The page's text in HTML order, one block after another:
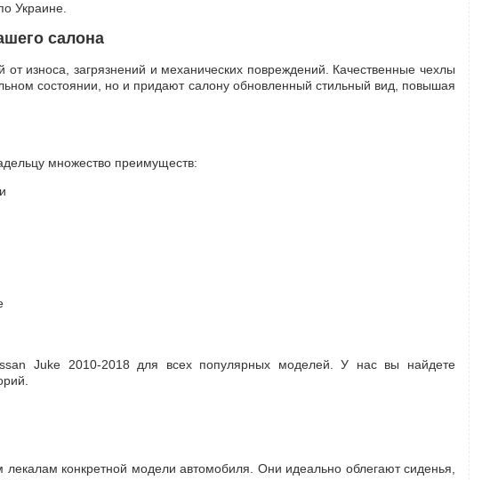
Украине.
салона
износа, загрязнений и механических повреждений. Качественные чехлы
состоянии, но и придают салону обновленный стильный вид, повышая
множество преимуществ:
Juke 2010-2018 для всех популярных моделей. У нас вы найдете
конкретной модели автомобиля. Они идеально облегают сиденья,